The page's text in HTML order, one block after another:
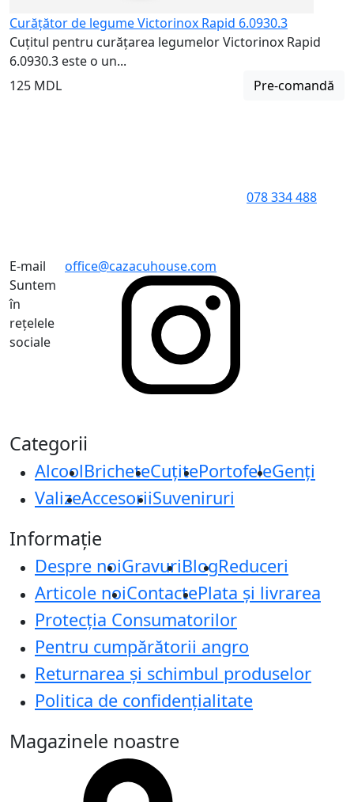
Curățător de legume Victorinox Rapid 6.0930.3
Cuțitul pentru curățarea legumelor Victorinox Rapid
6.0930.3 este o un...
125 MDL
Pre-comandă
078 334 488
E-mail
office@cazacuhouse.com
Suntem
în
rețelele
sociale
Categorii
AlcoolBricheteCuțitePortofeleGenți
ValizeAccesoriiSuveniruri
Informație
Despre noiGravuriBlogReduceri
Articole noiContactePlata și livrarea
Protecţia Consumatorilor
Pentru cumpărătorii angro
Returnarea și schimbul produselor
Politica de confidențialitate
Magazinele noastre